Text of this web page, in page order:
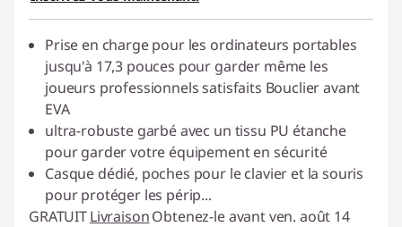
Prise en charge pour les ordinateurs portables
jusqu'à 17,3 pouces pour garder même les
joueurs professionnels satisfaits Bouclier avant
EVA
ultra-robuste garbé avec un tissu PU étanche
pour garder votre équipement en sécurité
Casque dédié, poches pour le clavier et la souris
pour protéger les périp...
GRATUITLivraisonObtenez-le avant ven. août 14